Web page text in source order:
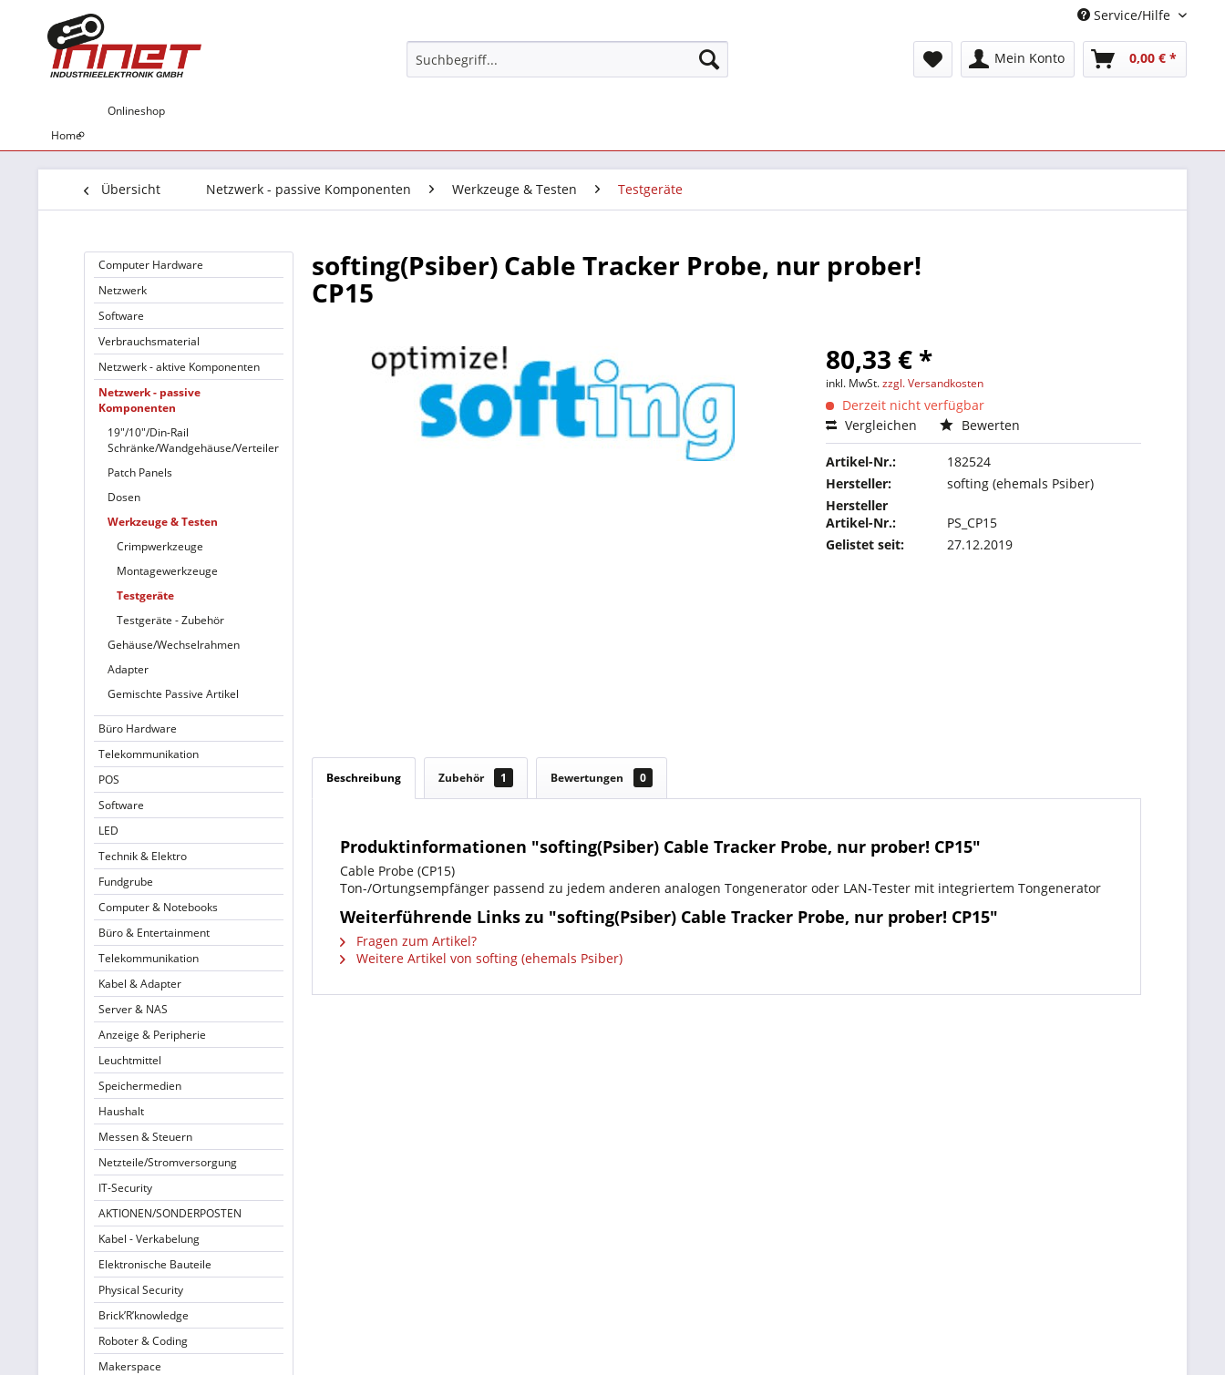
Service/Hilfe
Mein Konto 0,00 € *
Home
Onlineshop
Übersicht Netzwerk - passive Komponenten Werkzeuge & Testen Testgeräte
Computer Hardware
Netzwerk
Software
Verbrauchsmaterial
Netzwerk - aktive Komponenten
Netzwerk - passive
Komponenten
19"/10"/Din-Rail
Schränke/Wandgehäuse/Verteiler
Patch Panels
Dosen
Werkzeuge & Testen
Crimpwerkzeuge
Montagewerkzeuge
Testgeräte
Testgeräte - Zubehör
Gehäuse/Wechselrahmen
Adapter
Gemischte Passive Artikel
Büro Hardware
Telekommunikation
POS
Software
LED
Technik & Elektro
Fundgrube
Computer & Notebooks
Büro & Entertainment
Telekommunikation
Kabel & Adapter
Server & NAS
Anzeige & Peripherie
Leuchtmittel
Speichermedien
Haushalt
Messen & Steuern
Netzteile/Stromversorgung
IT-Security
AKTIONEN/SONDERPOSTEN
Kabel - Verkabelung
Elektronische Bauteile
Physical Security
Brick’R’knowledge
Roboter & Coding
Makerspace
softing(Psiber) Cable Tracker Probe, nur prober!
CP15
80,33 € *
inkl. MwSt.zzgl. Versandkosten
Derzeit nicht verfügbar
Vergleichen
Bewerten
Artikel-Nr.:
182524
Hersteller:
softing (ehemals Psiber)
Hersteller
Artikel-Nr.:
PS_CP15
Gelistet seit:
27.12.2019
Beschreibung Zubehör 1 Bewertungen 0
Produktinformationen "softing(Psiber) Cable Tracker Probe, nur prober! CP15"
Cable Probe (CP15)
Ton-/Ortungsempfänger passend zu jedem anderen analogen Tongenerator oder LAN-Tester mit integriertem Tongenerator
Weiterführende Links zu "softing(Psiber) Cable Tracker Probe, nur prober! CP15"
Fragen zum Artikel?
Weitere Artikel von softing (ehemals Psiber)